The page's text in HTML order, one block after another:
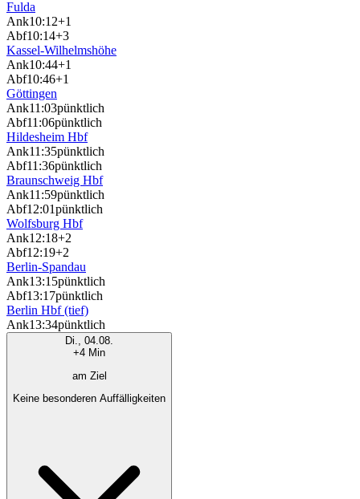
Fulda
Ank10:12+1
Abf10:14+3
Kassel-Wilhelmshöhe
Ank10:44+1
Abf10:46+1
Göttingen
Ank11:03pünktlich
Abf11:06pünktlich
Hildesheim Hbf
Ank11:35pünktlich
Abf11:36pünktlich
Braunschweig Hbf
Ank11:59pünktlich
Abf12:01pünktlich
Wolfsburg Hbf
Ank12:18+2
Abf12:19+2
Berlin-Spandau
Ank13:15pünktlich
Abf13:17pünktlich
Berlin Hbf (tief)
Ank13:34pünktlich
Di., 04.08.
+4 Min
am Ziel
Keine besonderen Auffälligkeiten